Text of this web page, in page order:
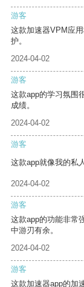
游客
这款加速器VPM应
护。
2024-04-02
游客
这款app的学习氛围
成绩。
2024-04-02
游客
这款app就像我的私
2024-04-02
游客
这款app的功能非常
中游刃有余。
2024-04-02
游客
这款加速器app的加